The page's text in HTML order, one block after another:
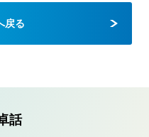
戻る
話